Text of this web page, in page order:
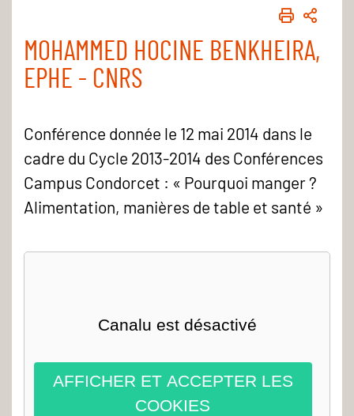
MOHAMMED HOCINE BENKHEIRA,
EPHE - CNRS
Conférence donnée le 12 mai 2014 dans le
cadre du Cycle 2013-2014 des Conférences
Campus Condorcet : « Pourquoi manger ?
Alimentation, manières de table et santé »
Canalu est désactivé
AFFICHER ET ACCEPTER LES
COOKIES